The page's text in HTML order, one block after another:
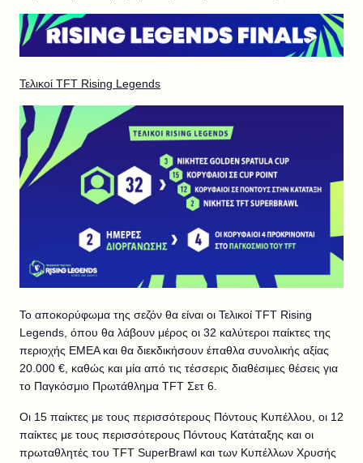
Τελικοί TFT Rising Legends
Το αποκορύφωμα της σεζόν θα είναι οι Τελικοί TFT Rising
Legends, όπου θα λάβουν μέρος οι 32 καλύτεροι παίκτες της
περιοχής EMEA και θα διεκδικήσουν έπαθλα συνολικής αξίας
20.000 €, καθώς και μία από τις τέσσερις διαθέσιμες θέσεις για
το Παγκόσμιο Πρωτάθλημα TFT Σετ 6.
Οι 15 παίκτες με τους περισσότερους Πόντους Κυπέλλου, οι 12
παίκτες με τους περισσότερους Πόντους Κατάταξης και οι
πρωταθλητές του TFT SuperBrawl και των Κυπέλλων Χρυσής